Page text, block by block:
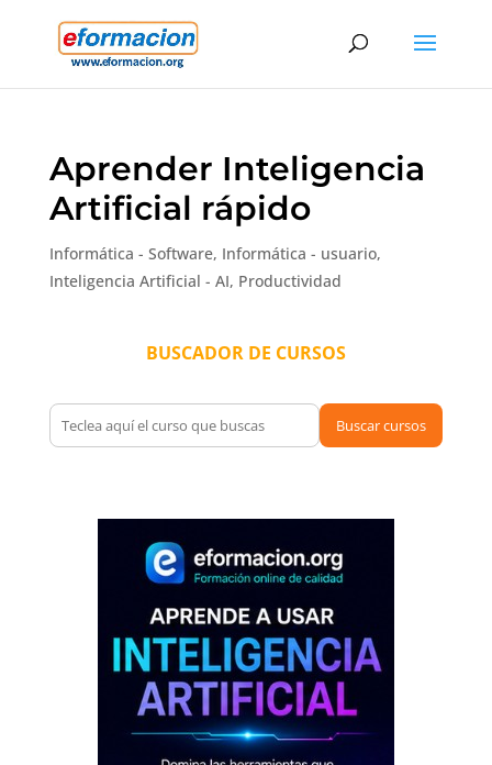
Aprender Inteligencia
Artificial rápido
Informática - Software, Informática - usuario,
Inteligencia Artificial - AI, Productividad
BUSCADOR DE CURSOS
Buscar cursos